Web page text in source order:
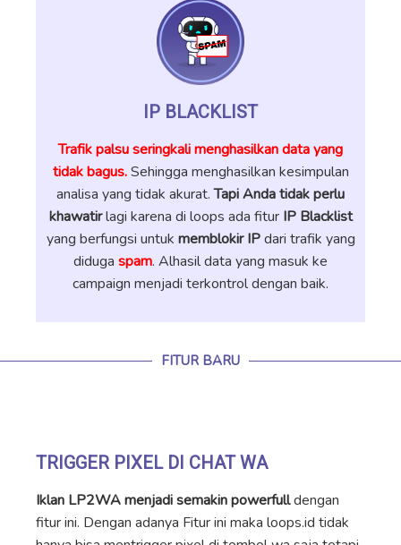
IP BLACKLIST
Trafik palsu seringkali menghasilkan data yang
tidak bagus.Sehingga menghasilkan kesimpulan
analisa yang tidak akurat.Tapi Anda tidak perlu
khawatirlagi karena di loops ada fiturIP Blacklist
yang berfungsi untuk memblokir IPdari trafik yang
diduga spam. Alhasil data yang masuk ke
campaign menjadi terkontrol dengan baik.
FITUR BARU
TRIGGER PIXEL DI CHAT WA
Iklan LP2WA menjadi semakin powerfulldengan
fitur ini. Dengan adanya Fitur ini maka loops.id tidak